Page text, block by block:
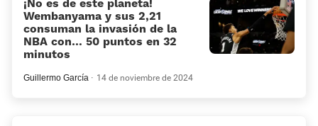
¡No es de este planeta!
Wembanyama y sus 2,21
consuman la invasión de la
NBA con… 50 puntos en 32
minutos
Guillermo García 14 de noviembre de 2024